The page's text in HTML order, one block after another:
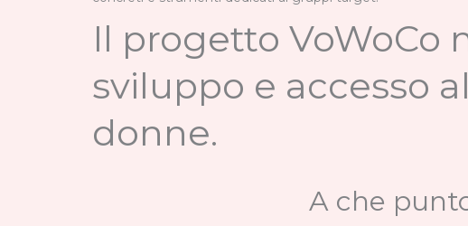
Il progetto VoWoCo
sviluppo e accesso
donne.
A che